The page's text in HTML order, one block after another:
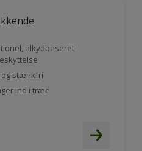
alkydbaseret
og stænkfri
ind i træe